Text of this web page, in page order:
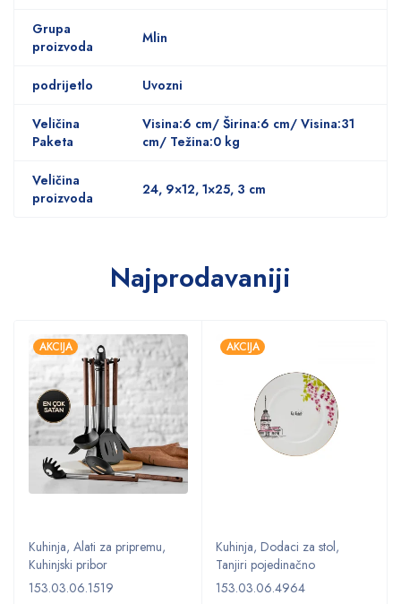
Grupa
proizvoda
Mlin
podrijetlo Uvozni
Veličina
Paketa
Visina:6 cm/ Širina:6 cm/ Visina:31
cm/ Težina:0 kg
Veličina
proizvoda
24, 9×12, 1×25, 3 cm
Najprodavaniji
AKCIJA
Kuhinja, Alati za pripremu,
Kuhinjski pribor
153.03.06.1519
AKCIJA
Kuhinja, Dodaci za stol,
Tanjiri pojedinačno
153.03.06.4964